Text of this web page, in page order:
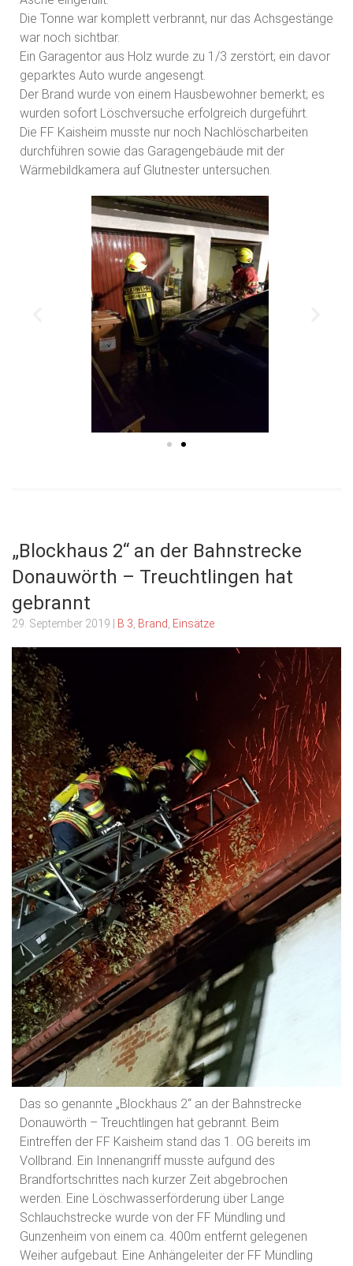
Die Tonne war komplett verbrannt, nur das Achsgestänge
war noch sichtbar.
Ein Garagentor aus Holz wurde zu 1/3 zerstört; ein davor
geparktes Auto wurde angesengt.
Der Brand wurde von einem Hausbewohner bemerkt; es
wurden sofort Löschversuche erfolgreich durgeführt.
Die FF Kaisheim musste nur noch Nachlöscharbeiten
durchführen sowie das Garagengebäude mit der
Wärmebildkamera auf Glutnester untersuchen.
„Blockhaus 2“ an der Bahnstrecke
Donauwörth – Treuchtlingen hat
gebrannt
29. September 2019 B 3 Brand Einsätze
Das so genannte „Blockhaus 2“ an der Bahnstrecke
Donauwörth – Treuchtlingen hat gebrannt. Beim
Eintreffen der FF Kaisheim stand das 1. OG bereits im
Vollbrand. Ein Innenangriff musste aufgund des
Brandfortschrittes nach kurzer Zeit abgebrochen
werden. Eine Löschwasserförderung über Lange
Schlauchstrecke wurde von der FF Mündling und
Gunzenheim von einem ca. 400m entfernt gelegenen
Weiher aufgebaut. Eine Anhängeleiter der FF Mündling